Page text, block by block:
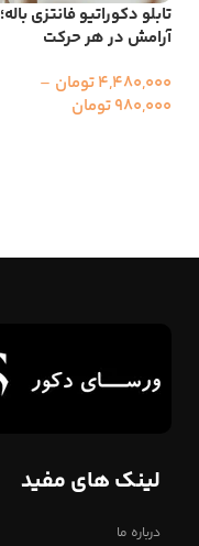
تابلو دکوراتیو فانتزی باله؛
آرامش در هر حرکت
4,480,000تومان –
980,000تومان
لینک های مفید
درباره ما